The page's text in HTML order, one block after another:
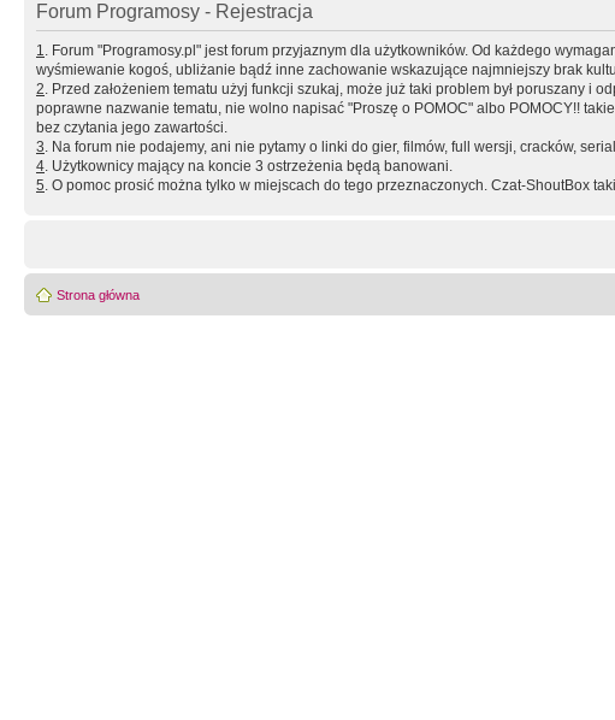
Forum Programosy - Rejestracja
1. Forum "Programosy.pl" jest forum przyjaznym dla użytkowników. Od każdego
wyśmiewanie kogoś, ubliżanie bądź inne zachowanie wskazujące najmniejszy brak
2. Przed założeniem tematu użyj funkcji szukaj, może już taki problem był poruszany
poprawne nazwanie tematu, nie wolno napisać "Proszę o POMOC" albo POMOCY!!
bez czytania jego zawartości.
3. Na forum nie podajemy, ani nie pytamy o linki do gier, filmów, full wersji, cracków,
4. Użytkownicy mający na koncie 3 ostrzeżenia będą banowani.
5. O pomoc prosić można tylko w miejscach do tego przeznaczonych. Czat-ShoutBox
Strona główna